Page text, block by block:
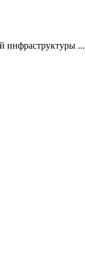
инфраструктуры ...